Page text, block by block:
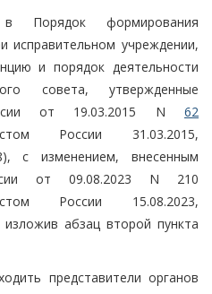
Порядок формирования
исправительном учреждении,
и порядок деятельности
совета, утвержденные
от 19.03.2015 N 62
России 31.03.2015,
с изменением, внесенным
от 09.08.2023 N 210
России 15.08.2023,
абзац второй пункта
представители органов